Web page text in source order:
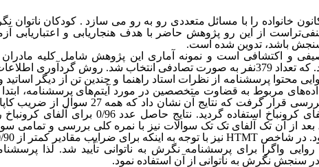
خانواده را با مسائل متعددی رو به رو می سازد . کودکان ناتوان
از این رو پژوهش حاضر با هدف هنجاریابی و اعتباریابی
سنجش باشد، تدوین شده است.
و اکتشافی است و نمونه آماری این پژوهش شامل کلیه مادران
که تعداد 379نفر به صورت تصادفی انتخاب شد. روش گردآوری
محتوا پرسشنامه از نظرات استاد راهنما و چندین تن از دیگر
مربوط به قضاوت متخصصین در مورد آیتم‌های پرسشنامه، ابتدا
آزمون دو روش ضریب آلفای کرونباخ استفاده
از آن تک آلفای تک تک سوالات نیز با نمره کلی بررسی و تمامی
در شاخص HTMT نیز با توجه به اینکه برای ضرایب مقادیر کمتر از 0/90 به دست آمد.
واگرا برای پرسشنامه نگرش به ناتوانی تأیید شد. لذا
سنجش نگرش به ناتوانی از آن استفاده نمود.